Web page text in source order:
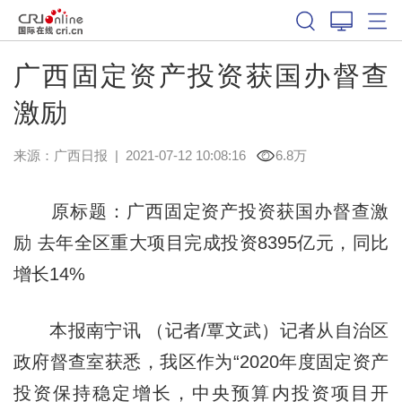
广西固定资产投资获国办督查
激励
来源： 广西日报 | 2021-07-12 10:08:16 6.8万
原标题：广西固定资产投资获国办督查激
励 去年全区重大项目完成投资8395亿元，同比
增长14%
本报南宁讯 （记者/覃文武）记者从自治区
政府督查室获悉，我区作为“2020年度固定资产
投资保持稳定增长，中央预算内投资项目开